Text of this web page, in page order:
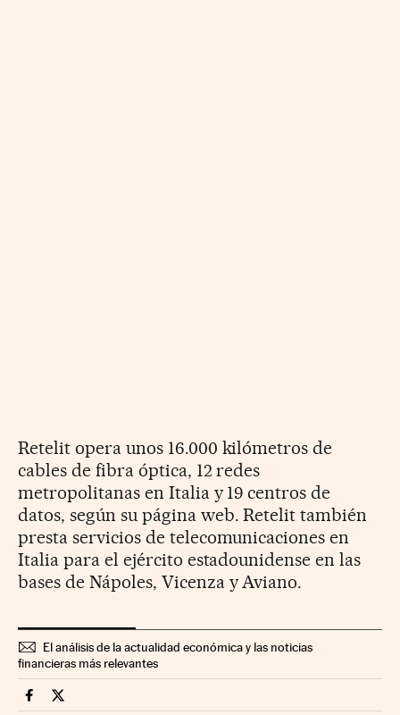
Retelit opera unos 16.000 kilómetros de
cables de fibra óptica, 12 redes
metropolitanas en Italia y 19 centros de
datos, según su página web. Retelit también
presta servicios de telecomunicaciones en
Italia para el ejército estadounidense en las
bases de Nápoles, Vicenza y Aviano.
El análisis de la actualidad económica y las noticias
financieras más relevantes
Companias Cinco Días en Facebook
Companias Cinco Días en Twitter